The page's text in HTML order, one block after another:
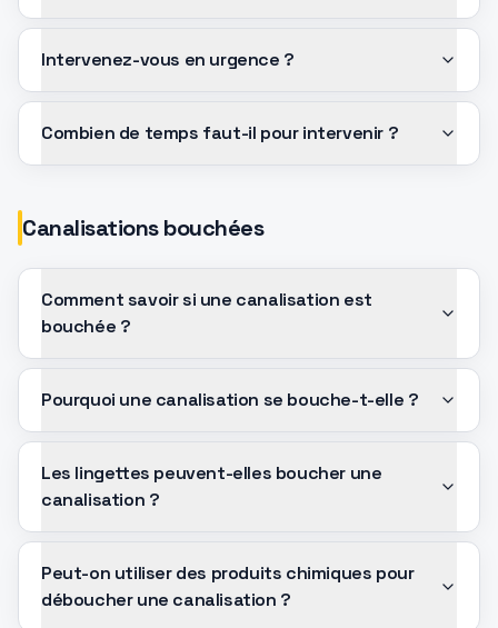
Intervenez-vous en urgence ?
Combien de temps faut-il pour intervenir ?
Canalisations bouchées
Comment savoir si une canalisation est
bouchée ?
Pourquoi une canalisation se bouche-t-elle ?
Les lingettes peuvent-elles boucher une
canalisation ?
Peut-on utiliser des produits chimiques pour
déboucher une canalisation ?